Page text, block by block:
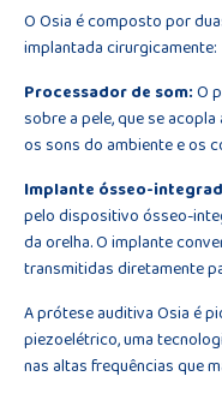
O Osia é composto por
implantada cirurgicamente:
Processador de som:O
sobre a pele, que se
os sons do ambiente e os
Implante ósseo-
pelo dispositivo ósseo-
da orelha. O implante
transmitidas diretamente
A prótese auditiva Osia é
piezoelétrico, uma
nas altas frequências que